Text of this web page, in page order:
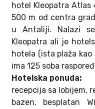
hotel Kleopatra Atlas
500 m od centra
u Antaliji. Nalazi
Kleopatra ali je
hotela (ista plaža
ima 125 soba
Hotelska ponuda:
recepcija sa lobijem,
bazen, besplatan